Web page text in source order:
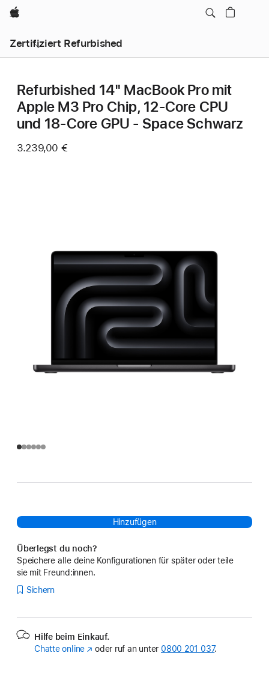
Apple
Zertifiziert Refurbished
Refurbished 14" MacBook Pro mit
Apple M3 Pro Chip, 12‑Core CPU
und 18‑Core GPU - Space Schwarz
3.239,00 €
Hinzufügen
Überlegst du noch?
Speichere alle deine Konfigurationen für später oder teile
sie mit Freund:innen.
Sichern
Hilfe beim Einkauf.
Chatte online (Öffnet
oder ruf an unter 0800 201 037.